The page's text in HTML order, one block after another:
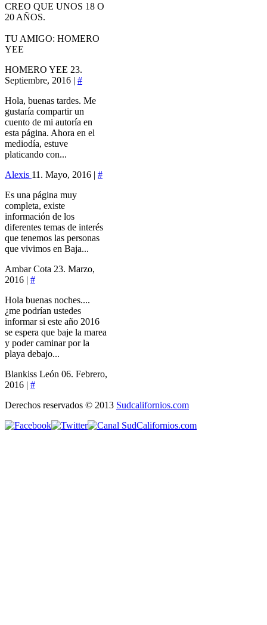
CREO QUE UNOS 18 O
20 AÑOS.
TU AMIGO: HOMERO
YEE
HOMERO YEE 23.
Septiembre, 2016 | #
Hola, buenas tardes. Me
gustaría compartir un
cuento de mi autoría en
esta página. Ahora en el
mediodía, estuve
platicando con...
Alexis 11. Mayo, 2016 | #
Es una página muy
completa, existe
información de los
diferentes temas de interés
que tenemos las personas
que vivimos en Baja...
Ambar Cota 23. Marzo,
2016 | #
Hola buenas noches....
¿me podrían ustedes
informar si este año 2016
se espera que baje la marea
y poder caminar por la
playa debajo...
Blankiss León 06. Febrero,
2016 | #
Derechos reservados © 2013 Sudcalifornios.com